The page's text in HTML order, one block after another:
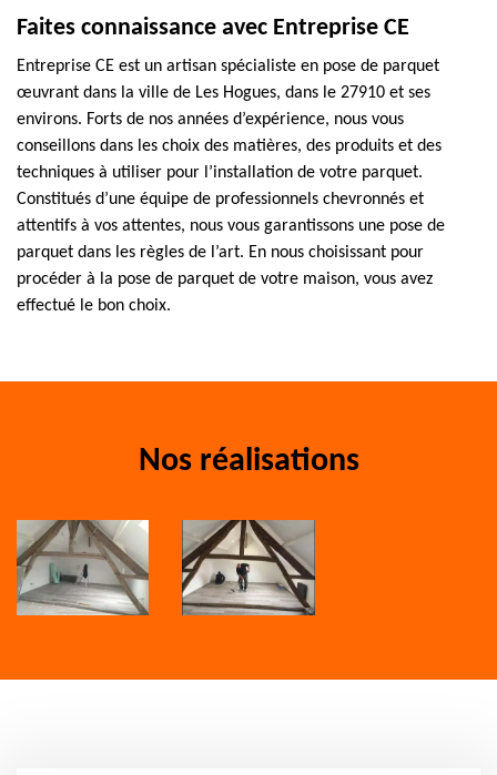
Faites connaissance avec Entreprise CE
Entreprise CE est un artisan spécialiste en pose de parquet
œuvrant dans la ville de Les Hogues, dans le 27910 et ses
environs. Forts de nos années d’expérience, nous vous
conseillons dans les choix des matières, des produits et des
techniques à utiliser pour l’installation de votre parquet.
Constitués d’une équipe de professionnels chevronnés et
attentifs à vos attentes, nous vous garantissons une pose de
parquet dans les règles de l’art. En nous choisissant pour
procéder à la pose de parquet de votre maison, vous avez
effectué le bon choix.
Nos réalisations